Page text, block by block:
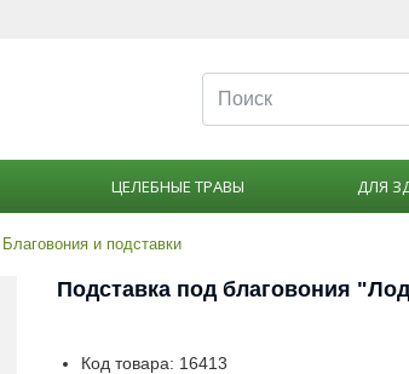
ЦЕЛЕБНЫЕ ТРАВЫ ДЛЯ
Благовония и подставки
Подставка под благовония
Код товара: 16413